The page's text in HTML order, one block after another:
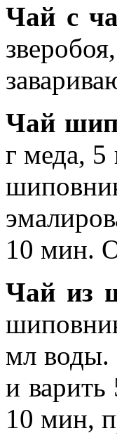
Чай с
Чай
г меда,
10 мин.
Чай из
мл воды.
и варить
10 мин,